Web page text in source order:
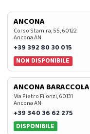
ANCONA
Corso Stamira, 55, 60122
Ancona AN
+39 392 80 30 015
NON DISPONIBILE
ANCONA BARACCOLA
Via Pietro Filonzi, 60131
Ancona AN
+39 340 36 62 275
DISPONIBILE